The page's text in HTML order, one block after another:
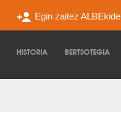
HISTORIA BERTSOTEGIA
Egin zaitez ALBEkide